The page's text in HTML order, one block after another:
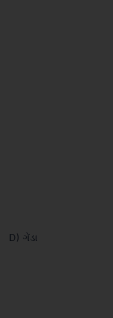
D) ગેંડા